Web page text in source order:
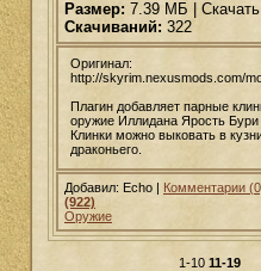
Размер: 7.39 МБ | Скачать
Скачиваний: 322
Оригинал:
http://skyrim.nexusmods.com/
Плагин добавляет парные
оружие Иллидана Ярость Бури
Клинки можно выковать в
драконьего.
Добавил: Echo | Комментарии
(922)
Оружие
1-10 11-19